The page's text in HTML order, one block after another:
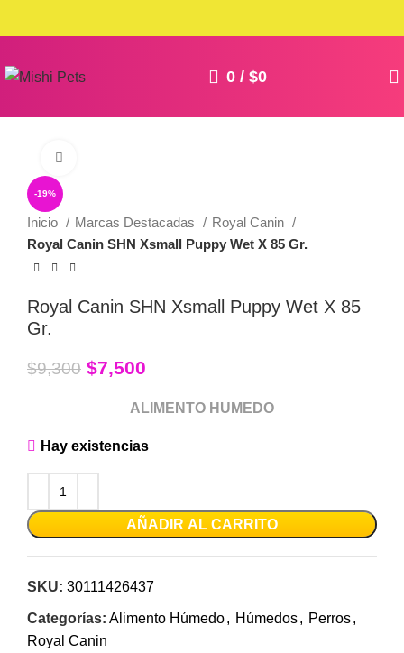
0 / $0
-19%
Inicio Marcas Destacadas
Royal Canin
Royal Canin SHN Xsmall Puppy Wet X 85 Gr.
Royal Canin SHN Xsmall Puppy Wet X 85
Gr.
$9,300 $7,500
ALIMENTO HUMEDO
Hay existencias
AÑADIR AL CARRITO
SKU: 30111426437
Categorías: Alimento Húmedo, Húmedos, Perros,
Royal Canin